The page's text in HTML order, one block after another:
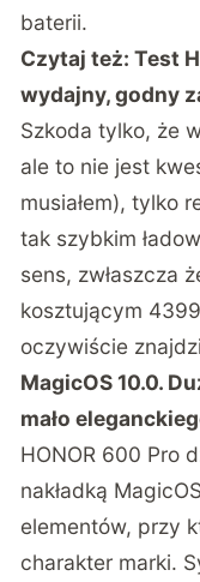
baterii.
Czytaj też:Test
wydajny, godny
Szkoda tylko, że
ale to nie jest
musiałem), tylko
tak szybkim
sens, zwłaszcza
kosztującym
oczywiście
MagicOS 10.0.
mało
HONOR 600 Pro
nakładką
elementów, przy
charakter marki.